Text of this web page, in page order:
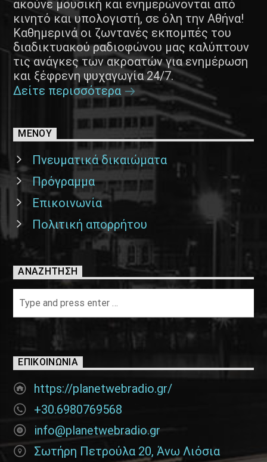
ακούνε μουσική και ενημερώνονται από
κινητό και υπολογιστή, σε όλη την Αθήνα!
Καθημερινά οι ζωντανές εκπομπές του
διαδικτυακού ραδιοφώνου μας καλύπτουν
τις ανάγκες των ακροατών για ενημέρωση
και ξέφρενη ψυχαγωγία 24/7.
Δείτε περισσότερα
ΜΕΝΟΥ
Πνευματικά δικαιώματα
Πρόγραμμα
Επικοινωνία
Πολιτική απορρήτου
ΑΝΑΖΉΤΗΣΗ
ΕΠΙΚΟΙΝΩΝΊΑ
https://planetwebradio.gr/
+30.6980769568
info@planetwebradio.gr
Σωτήρη Πετρούλα 20, Άνω Λιόσια